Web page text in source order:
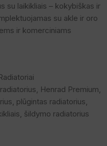
su laikikliais – kokybiškas ir
su akle ir oro
ir komerciniams
Henrad Premium
plūgintas radiatorius
šildymo radiatorius